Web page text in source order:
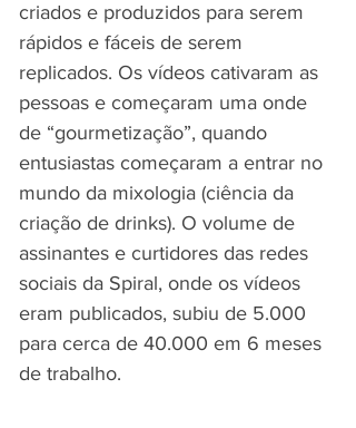
criados e produzidos para serem
rápidos e fáceis de serem
replicados. Os vídeos cativaram as
pessoas e começaram uma onde
de “gourmetização”, quando
entusiastas começaram a entrar no
mundo da mixologia (ciência da
criação de drinks). O volume de
assinantes e curtidores das redes
sociais da Spiral, onde os vídeos
eram publicados, subiu de 5.000
para cerca de 40.000 em 6 meses
de trabalho.